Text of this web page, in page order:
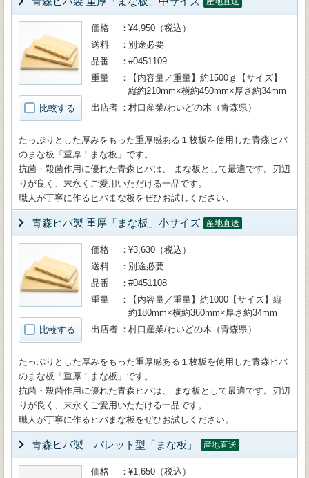
比較する
価格
¥4,950（税込）
送料
別途必要
品番
#0451109
重量
【内容量／重量】約1500ｇ【サイズ】
縦約210mm×横約450mm×厚さ約34mm
出店者
村口産業/わいどの木（青森県）
たっぷりとした厚みをもった重厚感ある１枚板を使用した青森ヒバ
のまな板「重厚！まな板」です。
抗菌・殺菌作用に優れた青森ヒバは、 まな板として最適です。刃辺
りが良く、末永くご愛用いただける一品です。
職人が丁寧に作るヒバまな板をぜひお試しください。
青森ヒバ製 重厚「まな板」小サイズ 産地直送
比較する
価格
¥3,630（税込）
送料
別途必要
品番
#0451108
重量
【内容量／重量】約1000【サイズ】縦
約180mm×横約360mm×厚さ約34mm
出店者
村口産業/わいどの木（青森県）
たっぷりとした厚みをもった重厚感ある１枚板を使用した青森ヒバ
のまな板「重厚！まな板」です。
抗菌・殺菌作用に優れた青森ヒバは、 まな板として最適です。刃辺
りが良く、末永くご愛用いただける一品です。
職人が丁寧に作るヒバまな板をぜひお試しください。
青森ヒバ製 パレット型「まな板」 産地直送
価格
¥1,650（税込）